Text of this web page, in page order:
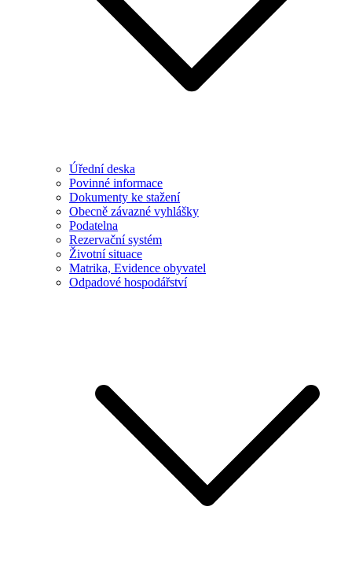
Úřední deska
Povinné informace
Dokumenty ke stažení
Obecně závazné vyhlášky
Podatelna
Rezervační systém
Životní situace
Matrika, Evidence obyvatel
Odpadové hospodářství